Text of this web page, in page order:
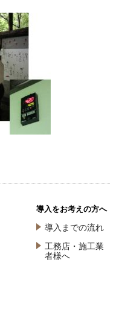
導入をお考えの方へ
導入までの流れ
工務店・施工業
者様へ